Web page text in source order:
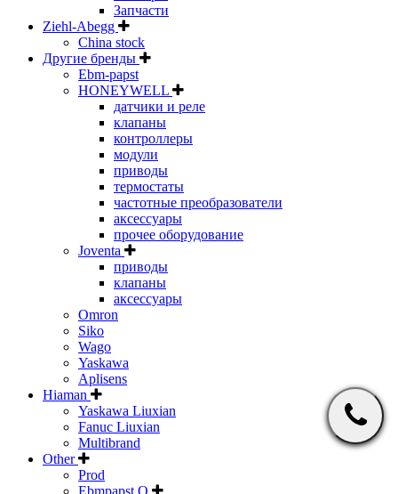
Запчасти
Ziehl-Abegg
China stock
Другие бренды
Ebm-papst
HONEYWELL
датчики и реле
клапаны
контроллеры
модули
приводы
термостаты
частотные преобразователи
аксессуары
прочее оборудование
Joventa
приводы
клапаны
аксессуары
Omron
Siko
Wago
Yaskawa
Aplisens
Hiaman
Yaskawa Liuxian
Fanuc Liuxian
Multibrand
Other
Prod
Ebmpapst Q